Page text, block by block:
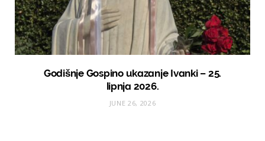
Godišnje Gospino ukazanje Ivanki – 25.
lipnja 2026.
JUNE 26, 2026